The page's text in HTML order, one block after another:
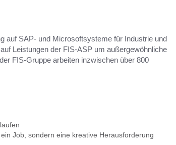
auf SAP- und Microsoftsysteme für Industrie und
Leistungen der FIS-ASP um außergewöhnliche
FIS-Gruppe arbeiten inzwischen über 800
Job, sondern eine kreative Herausforderung